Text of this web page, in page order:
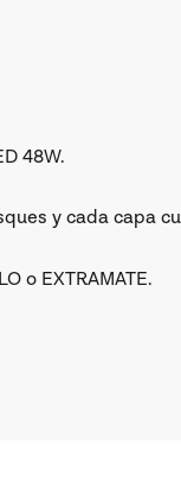
48W.
y cada capa
o EXTRAMATE.